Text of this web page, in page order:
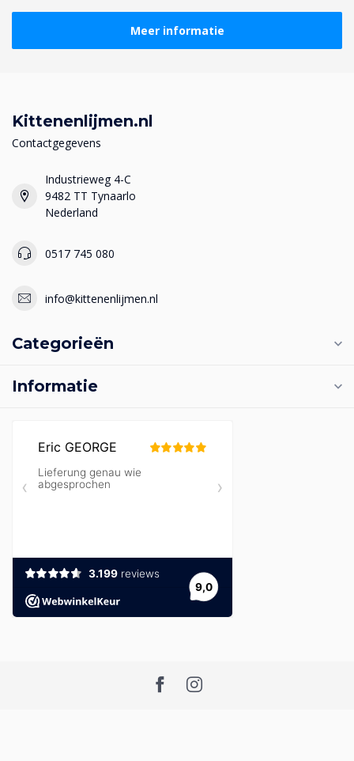
Meer informatie
Kittenenlijmen.nl
Contactgegevens
Industrieweg 4-C
9482 TT Tynaarlo
Nederland
0517 745 080
info@kittenenlijmen.nl
Categorieën
Informatie